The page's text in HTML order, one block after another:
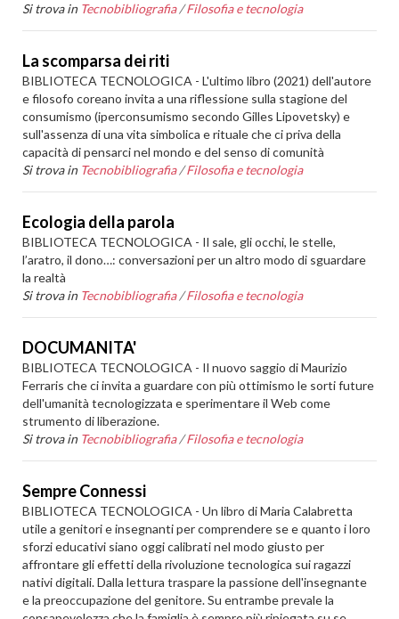
Si trova in Tecnobibliografia /Filosofia e tecnologia
La scomparsa dei riti
BIBLIOTECA TECNOLOGICA - L'ultimo libro (2021) dell'autore
e filosofo coreano invita a una riflessione sulla stagione del
consumismo (iperconsumismo secondo Gilles Lipovetsky) e
sull'assenza di una vita simbolica e rituale che ci priva della
capacità di pensarci nel mondo e del senso di comunità
Si trova in Tecnobibliografia /Filosofia e tecnologia
Ecologia della parola
BIBLIOTECA TECNOLOGICA - Il sale, gli occhi, le stelle,
l’aratro, il dono…: conversazioni per un altro modo di sguardare
la realtà
Si trova in Tecnobibliografia /Filosofia e tecnologia
DOCUMANITA'
BIBLIOTECA TECNOLOGICA - Il nuovo saggio di Maurizio
Ferraris che ci invita a guardare con più ottimismo le sorti future
dell'umanità tecnologizzata e sperimentare il Web come
strumento di liberazione.
Si trova in Tecnobibliografia /Filosofia e tecnologia
Sempre Connessi
BIBLIOTECA TECNOLOGICA - Un libro di Maria Calabretta
utile a genitori e insegnanti per comprendere se e quanto i loro
sforzi educativi siano oggi calibrati nel modo giusto per
affrontare gli effetti della rivoluzione tecnologica sui ragazzi
nativi digitali. Dalla lettura traspare la passione dell'insegnante
e la preoccupazione del genitore. Su entrambe prevale la